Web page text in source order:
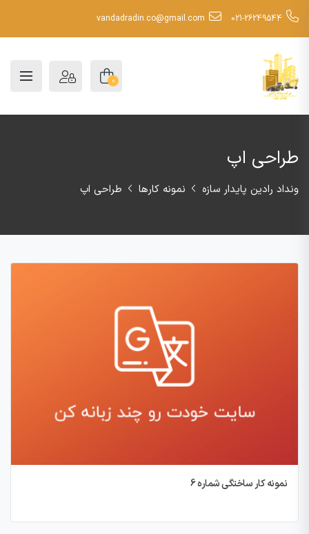
021-26249544
vandadradin.co@gmail.com
0
طراحی اپ
ونداد رادین پایدار سازه نمونه کارها طراحی اپ
نمونه کار ساختگی شماره 6